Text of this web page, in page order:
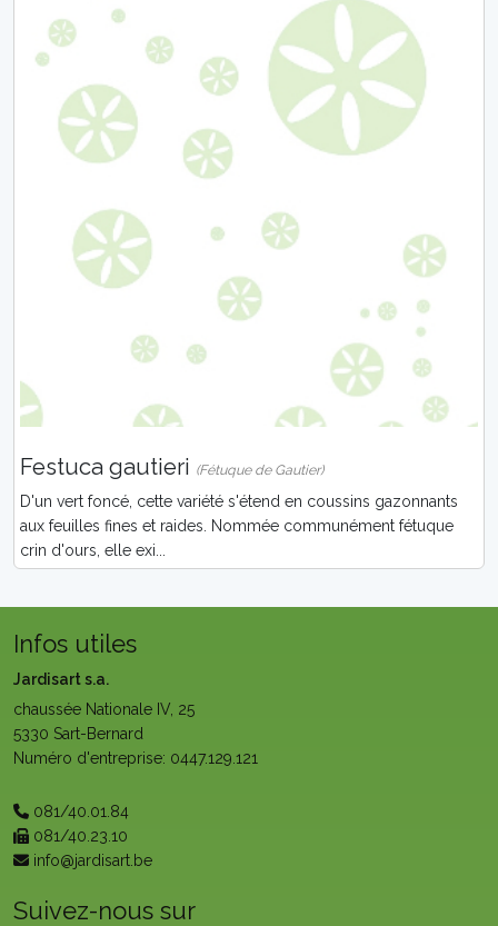
Festuca gautieri (Fétuque de Gautier)
D'un vert foncé, cette variété s'étend en coussins gazonnants
aux feuilles fines et raides. Nommée communément fétuque
crin d'ours, elle exi...
Infos utiles
Jardisart s.a.
chaussée Nationale IV, 25
5330 Sart-Bernard
Numéro d'entreprise: 0447.129.121
081/40.01.84
081/40.23.10
info@jardisart.be
Suivez-nous sur